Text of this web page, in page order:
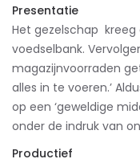
Presentatie
Het gezelschap
voedselbank.
magazijnvoorraden
alles in te voeren.’
op een ‘geweldige
onder de indruk van
Productief